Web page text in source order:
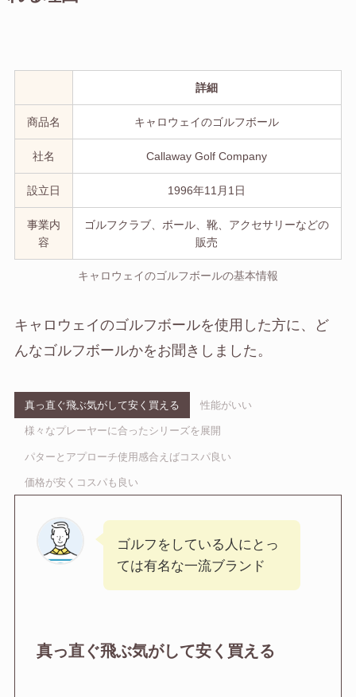
詳細
商品名 キャロウェイのゴルフボール
社名 Callaway Golf Company
設立日 1996年11月1日
事業内
容
ゴルフクラブ、ボール、靴、アクセサリーなどの
販売
キャロウェイのゴルフボールの基本情報
キャロウェイのゴルフボールを使用した方に、ど
んなゴルフボールかをお聞きしました。
真っ直ぐ飛ぶ気がして安く買える 性能がいい
様々なプレーヤーに合ったシリーズを展開
パターとアプローチ使用感合えばコスパ良い
価格が安くコスパも良い
ゴルフをしている人にとっ
ては有名な一流ブランド
真っ直ぐ飛ぶ気がして安く買える